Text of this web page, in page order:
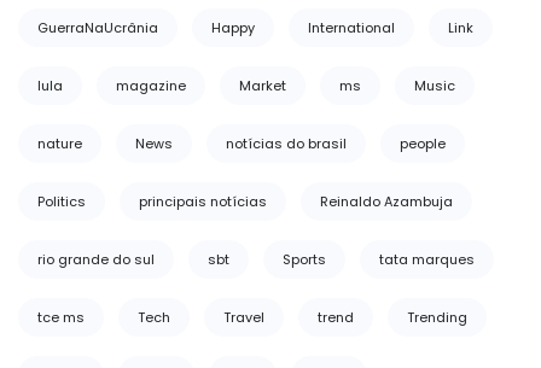
GuerraNaUcrânia Happy International Link
lula magazine Market ms Music
nature News notícias do brasil people
Politics principais notícias Reinaldo Azambuja
rio grande do sul sbt Sports tata marques
tce ms Tech Travel trend Trending